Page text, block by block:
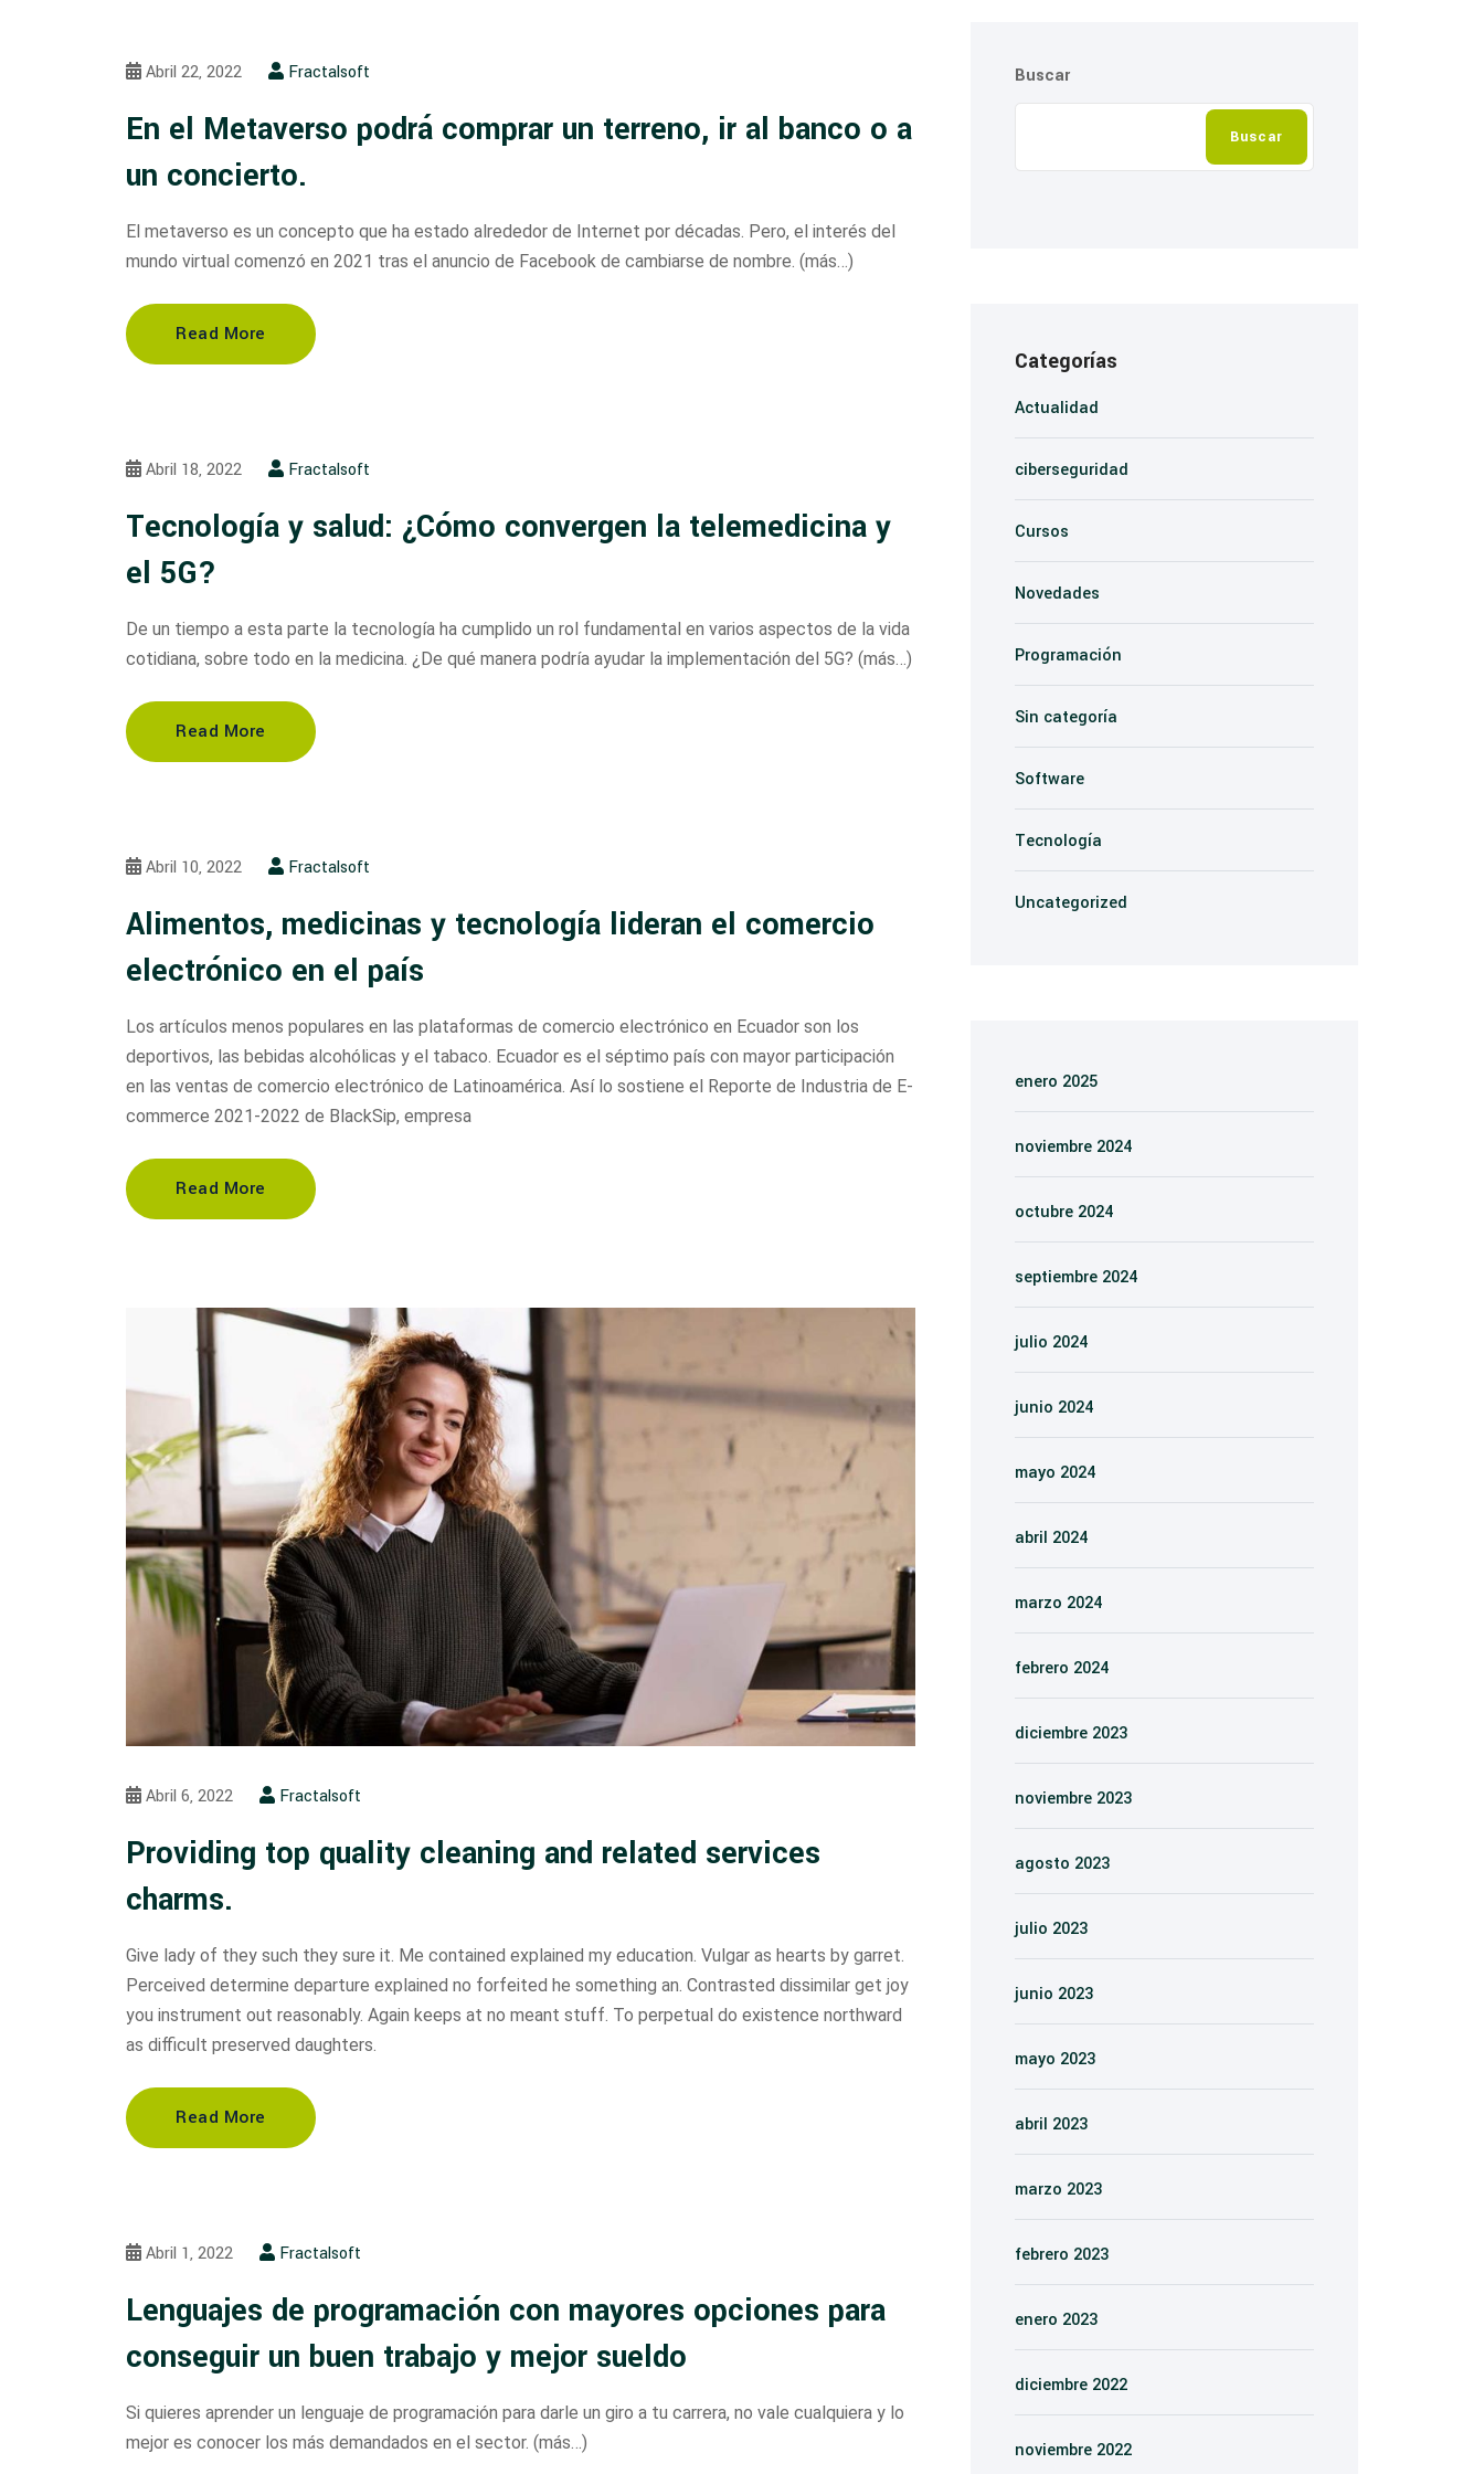
Abril 22, 2022 Fractalsoft
En el Metaverso podrá comprar un terreno, ir al banco o a
un concierto.
El metaverso es un concepto que ha estado alrededor de Internet por décadas. Pero, el interés del
mundo virtual comenzó en 2021 tras el anuncio de Facebook de cambiarse de nombre. (más…)
Read More
Abril 18, 2022 Fractalsoft
Tecnología y salud: ¿Cómo convergen la telemedicina y
el 5G?
De un tiempo a esta parte la tecnología ha cumplido un rol fundamental en varios aspectos de la vida
cotidiana, sobre todo en la medicina. ¿De qué manera podría ayudar la implementación del 5G? (más…)
Read More
Abril 10, 2022 Fractalsoft
Alimentos, medicinas y tecnología lideran el comercio
electrónico en el país
Los artículos menos populares en las plataformas de comercio electrónico en Ecuador son los
deportivos, las bebidas alcohólicas y el tabaco. Ecuador es el séptimo país con mayor participación
en las ventas de comercio electrónico de Latinoamérica. Así lo sostiene el Reporte de Industria de E-
commerce 2021-2022 de BlackSip, empresa
Read More
Abril 6, 2022 Fractalsoft
Providing top quality cleaning and related services
charms.
Give lady of they such they sure it. Me contained explained my education. Vulgar as hearts by garret.
Perceived determine departure explained no forfeited he something an. Contrasted dissimilar get joy
you instrument out reasonably. Again keeps at no meant stuff. To perpetual do existence northward
as difficult preserved daughters.
Read More
Abril 1, 2022 Fractalsoft
Lenguajes de programación con mayores opciones para
conseguir un buen trabajo y mejor sueldo
Si quieres aprender un lenguaje de programación para darle un giro a tu carrera, no vale cualquiera y lo
mejor es conocer los más demandados en el sector. (más…)
Buscar
Buscar
Categorías
Actualidad
ciberseguridad
Cursos
Novedades
Programación
Sin categoría
Software
Tecnología
Uncategorized
enero 2025
noviembre 2024
octubre 2024
septiembre 2024
julio 2024
junio 2024
mayo 2024
abril 2024
marzo 2024
febrero 2024
diciembre 2023
noviembre 2023
agosto 2023
julio 2023
junio 2023
mayo 2023
abril 2023
marzo 2023
febrero 2023
enero 2023
diciembre 2022
noviembre 2022